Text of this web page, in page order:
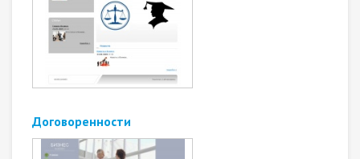
Договоренности